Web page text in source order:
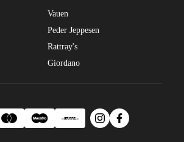
Vauen
Peder Jeppesen
Rattray's
Giordano
MastercardMaestro DHL Instagramfacebook